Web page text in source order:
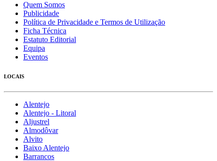
Quem Somos
Publicidade
Política de Privacidade e Termos de Utilização
Ficha Técnica
Estatuto Editorial
Equipa
Eventos
LOCAIS
Alentejo
Alentejo - Litoral
Aljustrel
Almodôvar
Alvito
Baixo Alentejo
Barrancos